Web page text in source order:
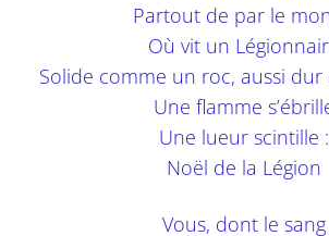
Partout de par le
Où vit un
Solide comme un roc, aussi dur
Une flamme
Une lueur scintille :
Noël de la Légion
Vous, dont le sang